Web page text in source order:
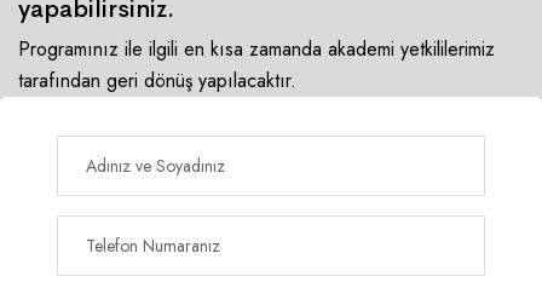
yapabilirsiniz.
Programınız ile ilgili en kısa zamanda akademi yetkililerimiz
tarafından geri dönüş yapılacaktır.